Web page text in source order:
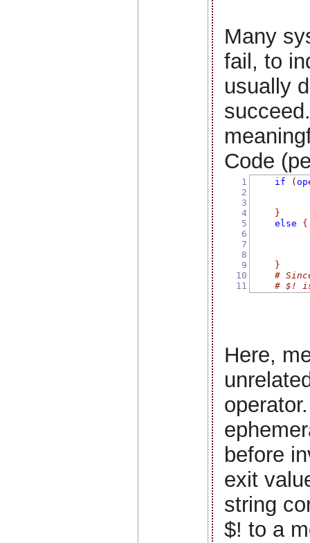
Many
fail, to
usually
Code
1
2
3
4
5
6
7
8
9
10
11
if (
}
else
{
}
#
# $!
Here,
before
exit
string
$! to a